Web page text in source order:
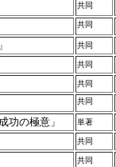
共同
共同
共同
共同
共同
共同
の極意」 単著
共同
共同